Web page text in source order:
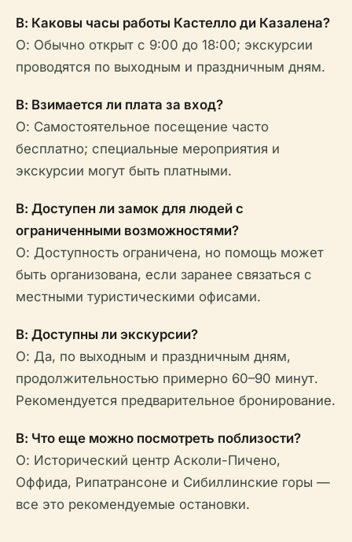
В: Каковы часы работы Кастелло ди Казалена?
О: Обычно открыт с 9:00 до 18:00; экскурсии
проводятся по выходным и праздничным дням.
В: Взимается ли плата за вход?
О: Самостоятельное посещение часто
бесплатно; специальные мероприятия и
экскурсии могут быть платными.
В: Доступен ли замок для людей с
ограниченными возможностями?
О: Доступность ограничена, но помощь может
быть организована, если заранее связаться с
местными туристическими офисами.
В: Доступны ли экскурсии?
О: Да, по выходным и праздничным дням,
продолжительностью примерно 60–90 минут.
Рекомендуется предварительное бронирование.
В: Что еще можно посмотреть поблизости?
О: Исторический центр Асколи-Пичено,
Оффида, Рипатрансоне и Сибиллинские горы —
все это рекомендуемые остановки.